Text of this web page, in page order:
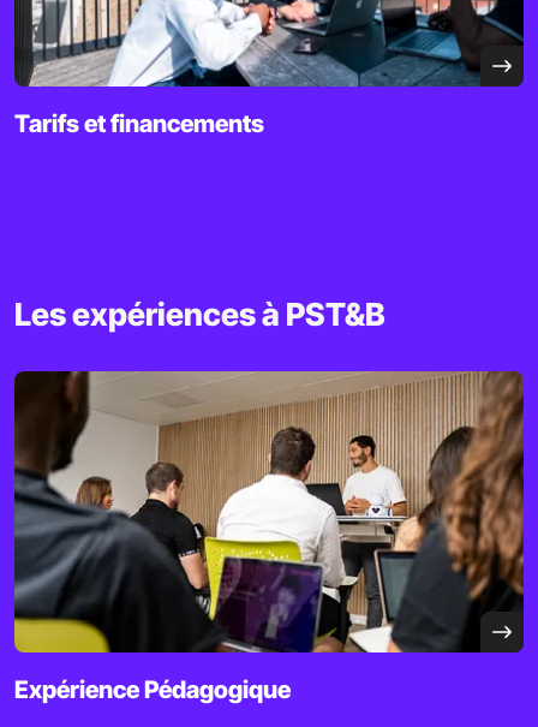
Tarifs et financements
Les expériences à PST&B
ExpériencePédagogique